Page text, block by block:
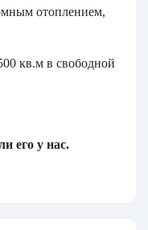
отоплением,
кв.м в свободной
его у нас.